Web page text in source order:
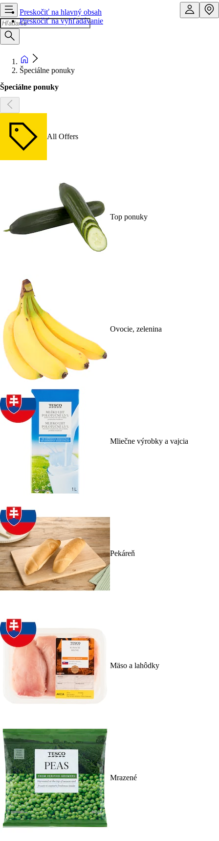
Preskočiť na hlavný obsah
Preskočiť na vyhľadávanie
Špeciálne ponuky
Špeciálne ponuky
All Offers
Top ponuky
Ovocie, zelenina
Mliečne výrobky a vajcia
Pekáreň
Mäso a lahôdky
Mrazené